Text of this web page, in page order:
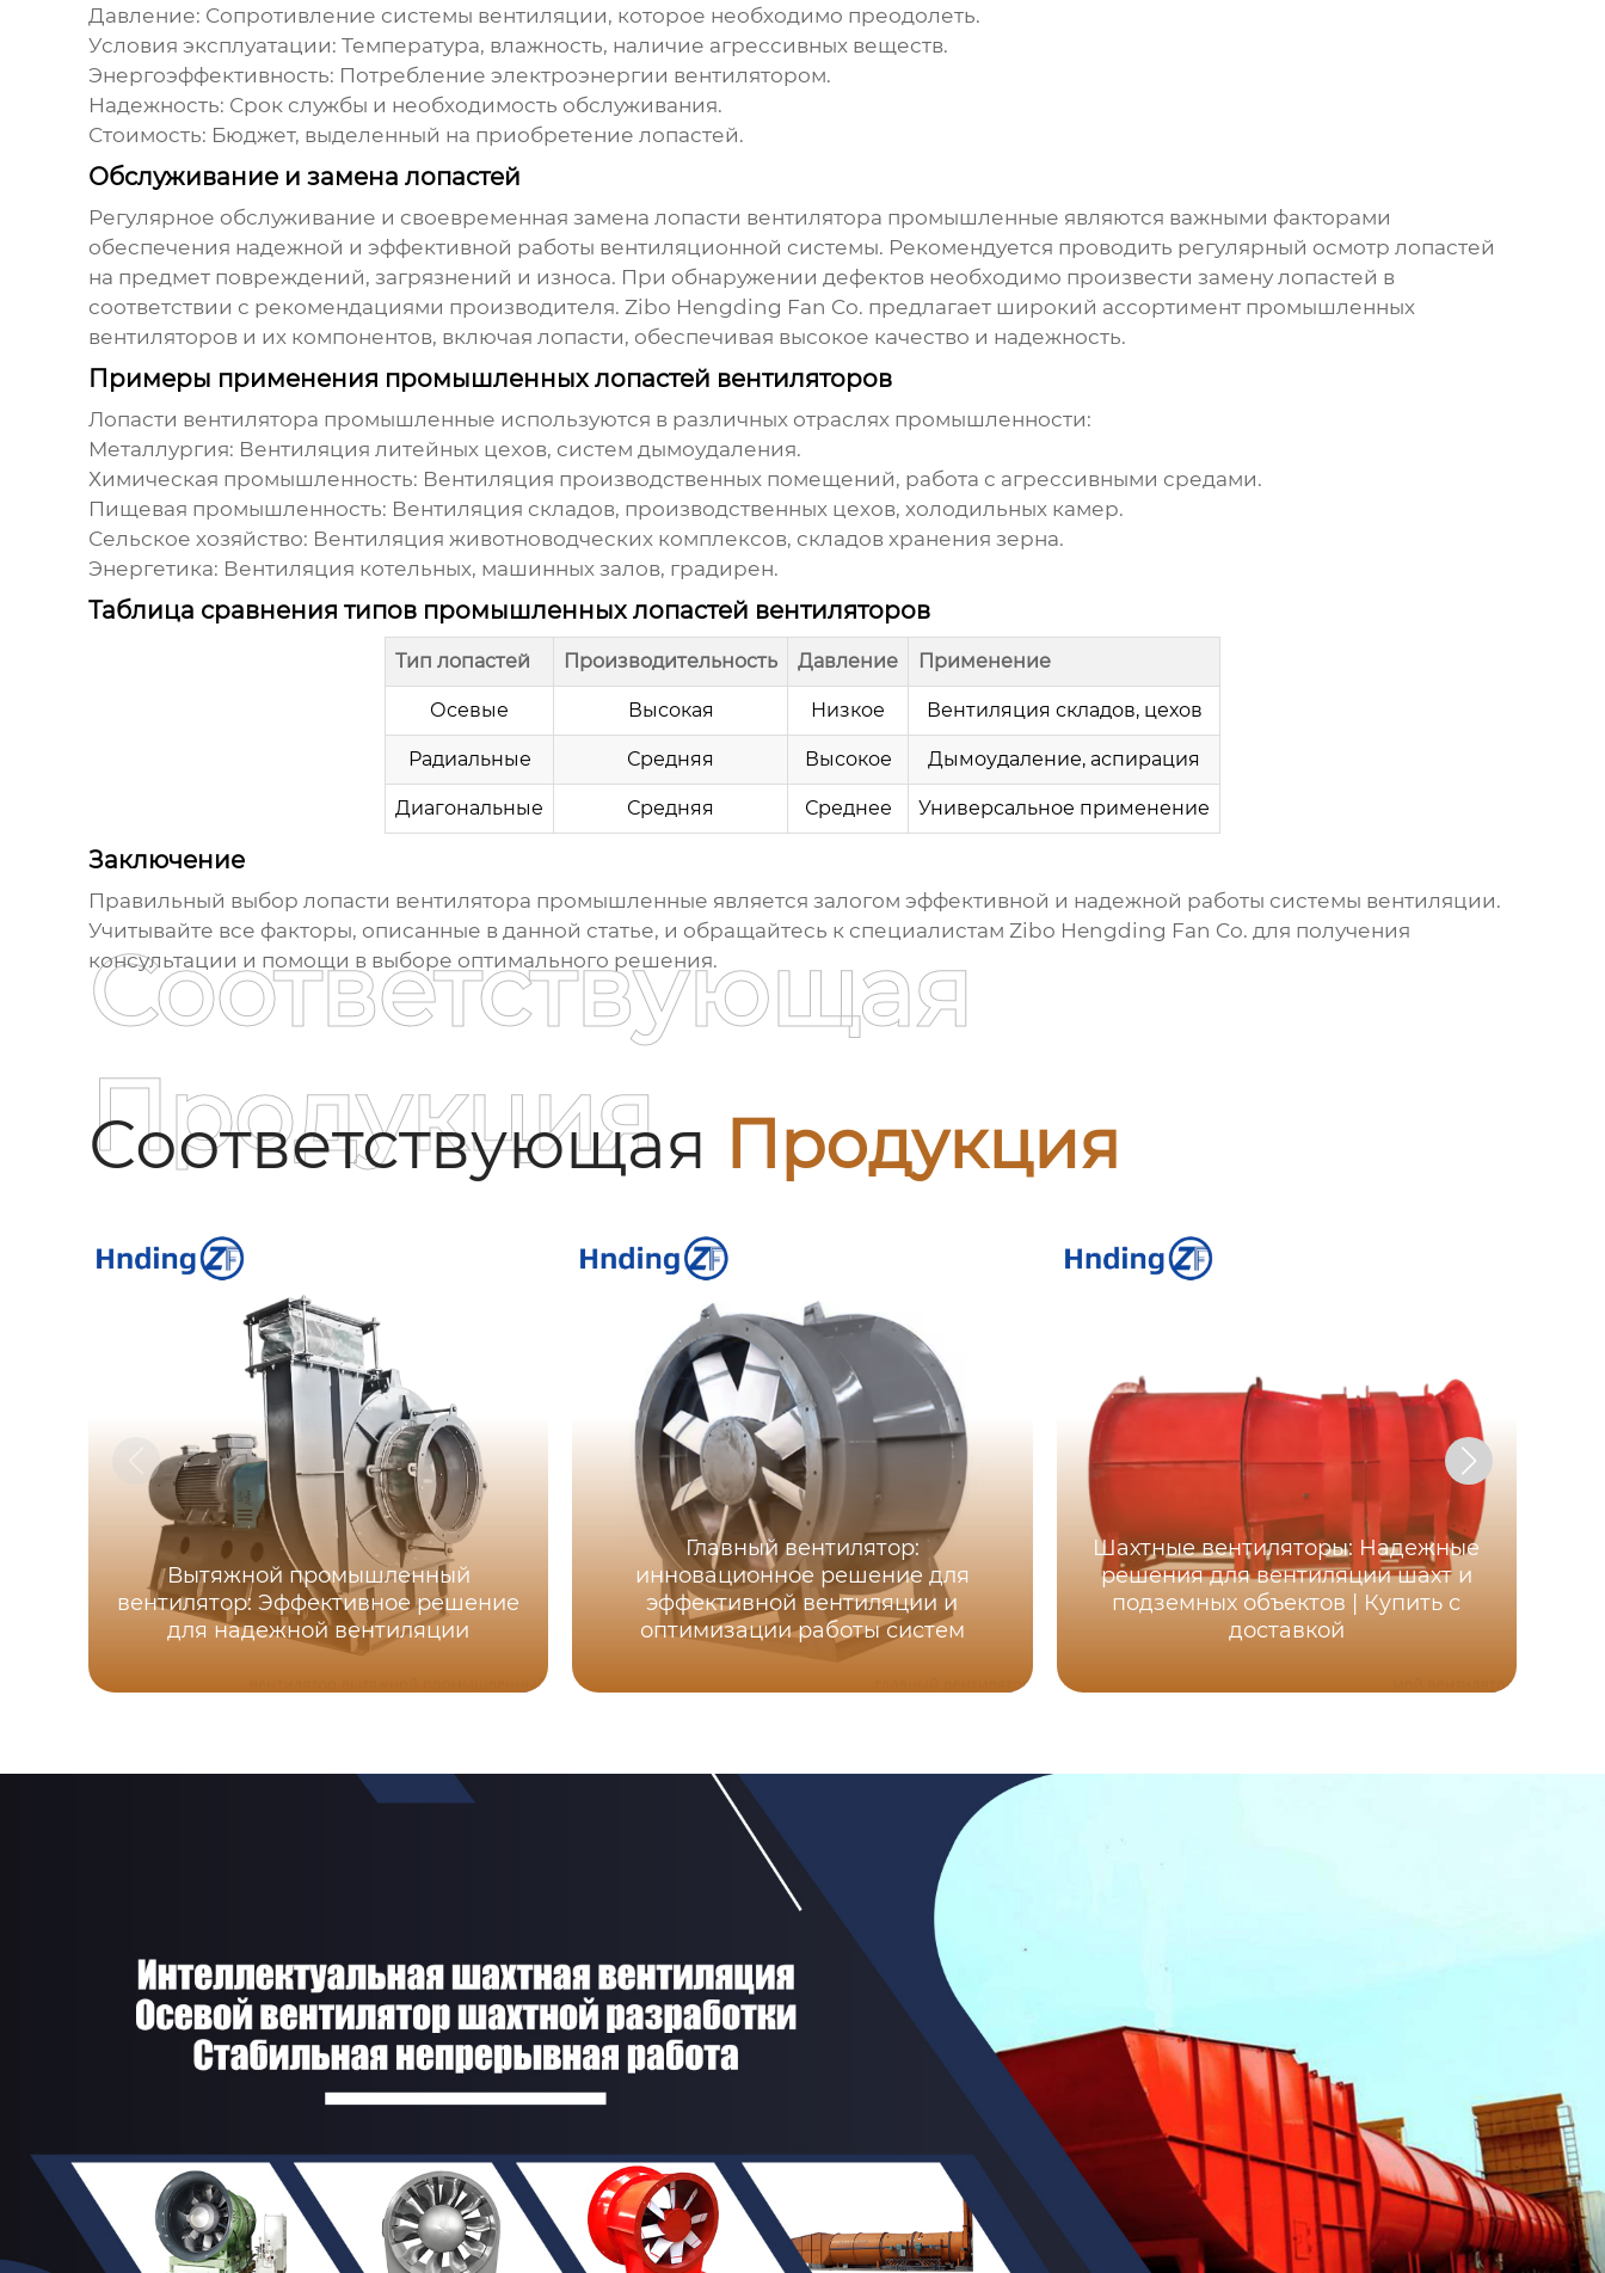
Давление: Сопротивление системы вентиляции, которое необходимо преодолеть.
Условия эксплуатации: Температура, влажность, наличие агрессивных веществ.
Энергоэффективность: Потребление электроэнергии вентилятором.
Надежность: Срок службы и необходимость обслуживания.
Стоимость: Бюджет, выделенный на приобретение лопастей.
Обслуживание и замена лопастей
Регулярное обслуживание и своевременная замена лопасти вентилятора промышленные являются важными факторами
обеспечения надежной и эффективной работы вентиляционной системы. Рекомендуется проводить регулярный осмотр лопастей
на предмет повреждений, загрязнений и износа. При обнаружении дефектов необходимо произвести замену лопастей в
соответствии с рекомендациями производителя. Zibo Hengding Fan Co. предлагает широкий ассортимент промышленных
вентиляторов и их компонентов, включая лопасти, обеспечивая высокое качество и надежность.
Примеры применения промышленных лопастей вентиляторов
Лопасти вентилятора промышленные используются в различных отраслях промышленности:
Металлургия: Вентиляция литейных цехов, систем дымоудаления.
Химическая промышленность: Вентиляция производственных помещений, работа с агрессивными средами.
Пищевая промышленность: Вентиляция складов, производственных цехов, холодильных камер.
Сельское хозяйство: Вентиляция животноводческих комплексов, складов хранения зерна.
Энергетика: Вентиляция котельных, машинных залов, градирен.
Таблица сравнения типов промышленных лопастей вентиляторов
Тип лопастей Производительность Давление Применение
Осевые Высокая Низкое Вентиляция складов, цехов
Радиальные Средняя Высокое Дымоудаление, аспирация
Диагональные Средняя Среднее Универсальное применение
Заключение
Правильный выбор лопасти вентилятора промышленные является залогом эффективной и надежной работы системы вентиляции.
Учитывайте все факторы, описанные в данной статье, и обращайтесь к специалистам Zibo Hengding Fan Co. для получения
консультации и помощи в выборе оптимального решения.
Соответствующая Продукция
Соответствующая
Продукция
Вытяжной промышленный
вентилятор: Эффективное решение
для надежной вентиляции
Главный вентилятор:
инновационное решение для
эффективной вентиляции и
оптимизации работы систем
Шахтные вентиляторы: Надежные
решения для вентиляции шахт и
подземных объектов | Купить с
доставкой